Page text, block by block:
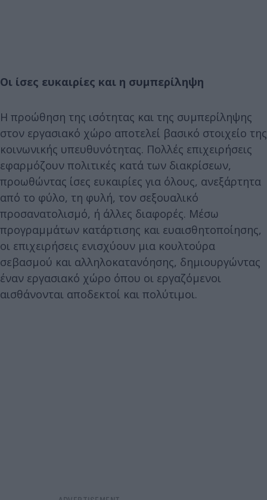
Οι ίσες ευκαιρίες και η συμπερίληψη
Η προώθηση της ισότητας και της συμπερίληψης
στον εργασιακό χώρο αποτελεί βασικό στοιχείο της
κοινωνικής υπευθυνότητας. Πολλές επιχειρήσεις
εφαρμόζουν πολιτικές κατά των διακρίσεων,
προωθώντας ίσες ευκαιρίες για όλους, ανεξάρτητα
από το φύλο, τη φυλή, τον σεξουαλικό
προσανατολισμό, ή άλλες διαφορές. Μέσω
προγραμμάτων κατάρτισης και ευαισθητοποίησης,
οι επιχειρήσεις ενισχύουν μια κουλτούρα
σεβασμού και αλληλοκατανόησης, δημιουργώντας
έναν εργασιακό χώρο όπου οι εργαζόμενοι
αισθάνονται αποδεκτοί και πολύτιμοι.